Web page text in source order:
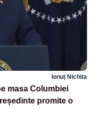
Ionuț Nichita
masa Columbiei
promite o